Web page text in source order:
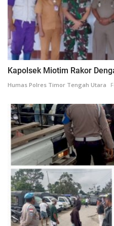
Kapolsek Miotim Rakor
Humas Polres Timor Tengah Utara